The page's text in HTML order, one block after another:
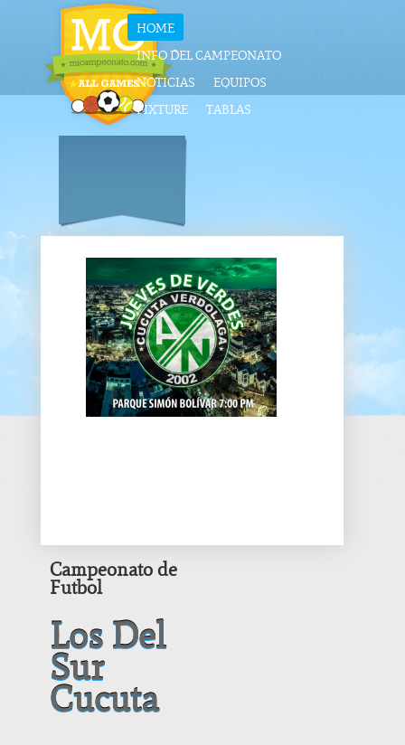
HOME
INFO DEL CAMPEONATO
NOTICIAS
EQUIPOS
FIXTURE
TABLAS
Campeonato de
Futbol
Los Del
Sur
Cucuta